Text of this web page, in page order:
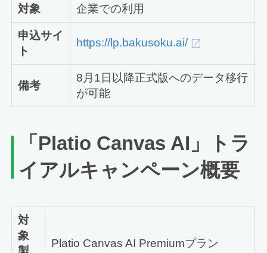
対象 企業での利用
申込サイ
ト
https://lp.bakusoku.ai/
備考
8月1日以降正式版へのデータ移行
が可能
「 Platio Canvas AI 」トラ
イアルキャンペーン概要
対
象
Platio Canvas AI Premiumプラン